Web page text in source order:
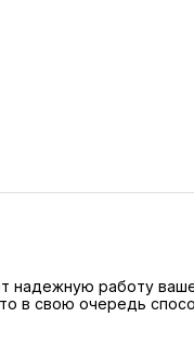
надежную работу
в свою очередь